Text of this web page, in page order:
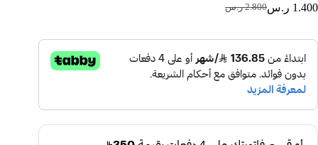
2.800 ر.س 1.400 ر.س